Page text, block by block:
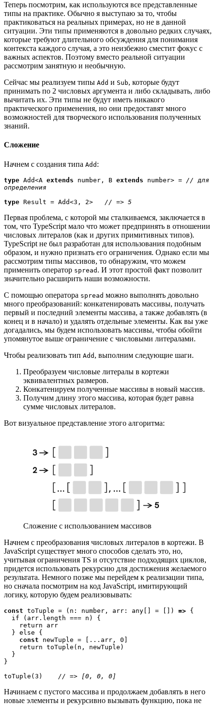
Теперь посмотрим, как используются все представленные
типы на практике. Обычно я выступаю за то, чтобы
практиковаться на реальных примерах, но не в данной
ситуации. Эти типы применяются в довольно редких случаях,
которые требуют длительного обсуждения для понимания
контекста каждого случая, а это неизбежно сместит фокус с
важных аспектов. Поэтому вместо реальной ситуации
рассмотрим занятную и необычную.
Сейчас мы реализуем типы Add и Sub, которые будут
принимать по 2 числовых аргумента и либо складывать, либо
вычитать их. Эти типы не будут иметь никакого
практического применения, но они предоставят много
возможностей для творческого использования полученных
знаний.
Сложение
Начнем с создания типа Add :
type Add<A extends number, B extends number> = // для
определения
type Result = Add<3, 2> // => 5
Первая проблема, с которой мы сталкиваемся, заключается в
том, что TypeScript мало что может предпринять в отношении
числовых литералов (как и других примитивных типов).
TypeScript не был разработан для использования подобным
образом, и нужно признать его ограничения. Однако если мы
рассмотрим типы массивов, то обнаружим, что можем
применить оператор spread . И этот простой факт позволит
значительно расширить наши возможности.
С помощью оператора spread можно выполнять довольно
много преобразований: конкатенировать массивы, получать
первый и последний элементы массива, а также добавлять (в
конец и в начало) и удалять отдельные элементы. Как вы уже
догадались, мы будем использовать массивы, чтобы обойти
упомянутое выше ограничение с числовыми литералами.
Чтобы реализовать тип Add , выполним следующие шаги.
Преобразуем числовые литералы в кортежи
эквивалентных размеров.
Конкатенируем полученные массивы в новый массив.
Получим длину этого массива, которая будет равна
сумме числовых литералов.
Вот визуальное представление этого алгоритма:
Сложение с использованием массивов
Начнем с преобразования числовых литералов в кортежи. В
JavaScript существует много способов сделать это, но,
учитывая ограничения TS и отсутствие подходящих циклов,
придется использовать рекурсию для достижения желаемого
результата. Немного позже мы перейдем к реализации типа,
но сначала посмотрим на код JavaScript, имитирующий
логику, которую будем реализовывать:
const toTuple = (n: number, arr: any[] = []) => {
    const
newTuple = [...arr, 0]
}
toTuple(3) // => [0, 0, 0]
Начинаем с пустого массива и продолжаем добавлять в него
новые элементы и рекурсивно вызывать функцию, пока не